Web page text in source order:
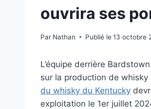
ouvrira ses
Par Nathan Publié le 13 octobre
L’équipe derrière
sur la production de
du whisky du Kentucky
exploitation le 1er juillet